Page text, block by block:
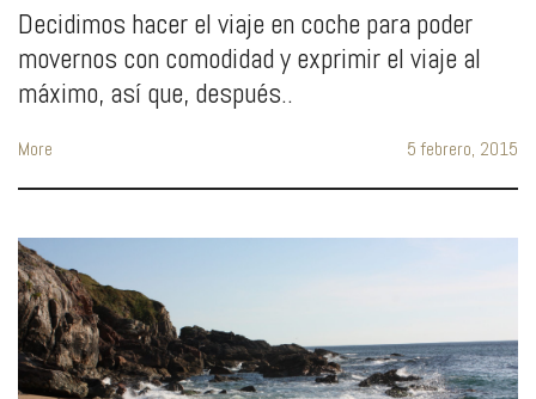
Decidimos hacer el viaje en coche para poder
movernos con comodidad y exprimir el viaje al
máximo, así que, después..
More 5 febrero, 2015